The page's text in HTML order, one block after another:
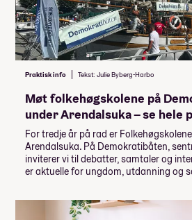
Praktisk info Tekst: Julie Byberg-Harbo
Møt folkehøgskolene på
under Arendalsuka – se hele
For tredje år på rad er
Arendalsuka. På Demokratibåten,
inviterer vi til debatter, samtaler og
er aktuelle for ungdom, utdanning og